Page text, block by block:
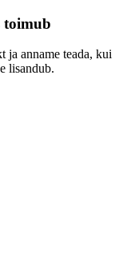
toimub
ja anname teada, kui
lisandub.